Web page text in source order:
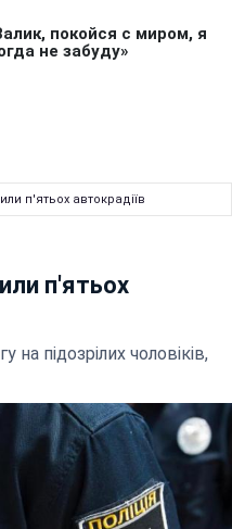
п'ятьох автокрадіїв
п'ятьох
на підозрілих чоловіків,